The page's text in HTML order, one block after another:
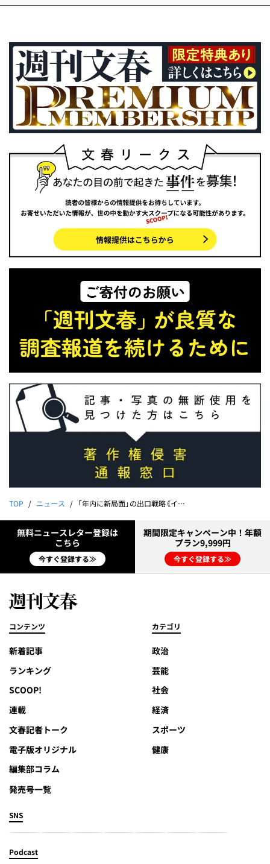
TOP ニュース 「年内に新局面」の出口戦略《イスラエル・ハマス戦争》私はこう考える｜鈴木啓之
無料ニュースレター登録は
こちら
今すぐ登録する≫
期間限定キャンペーン中！年額
プラン9,999円
今すぐ登録する≫
コンテンツ
新着記事
ランキング
SCOOP!
連載
文春記者トーク
電子版オリジナル
編集部コラム
発売号一覧
カテゴリ
政治
芸能
社会
経済
スポーツ
健康
SNS
Podcast